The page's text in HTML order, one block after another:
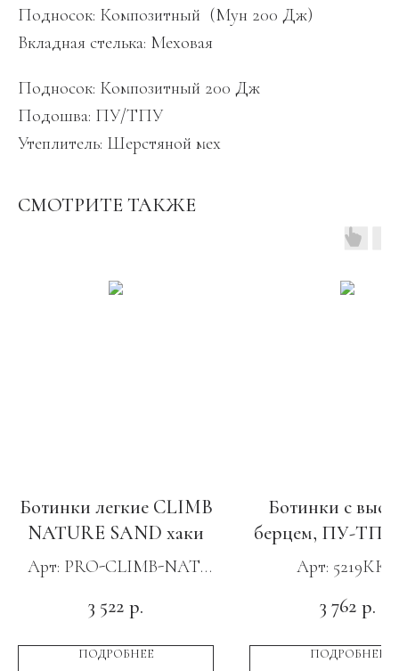
Подносок: Композитный (Мун 200 Дж)
Вкладная стелька: Меховая
Подносок: Композитный 200 Дж
Подошва: ПУ/ТПУ
Утеплитель: Шерстяной мех
СМОТРИТЕ ТАКЖЕ
Ботинки легкие CLIMB
NATURE SAND хаки
Арт: PRO-CLIMB-NAT-
3 522 р.
ПОДРОБНЕЕ
Ботинки с
берцем, ПУ-
и КС
Арт: 5219ККС
3 762 р.
ПОДРОБНЕЕ